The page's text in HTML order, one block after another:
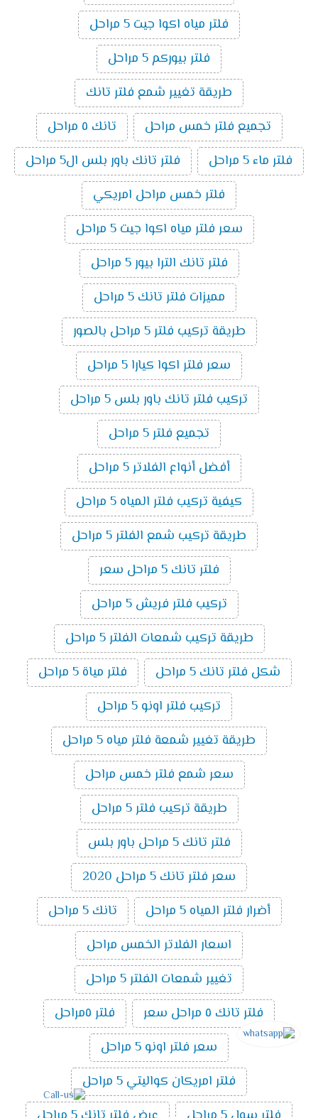
فلتر مياه اكوا جيت 5 مراحل
فلتر بيوركم 5 مراحل
طريقة تغيير شمع فلتر تانك
تجميع فلتر خمس مراحل
تانك ٥ مراحل
فلتر ماء 5 مراحل
فلتر تانك باور بلس ال5 مراحل
فلتر خمس مراحل امريكي
سعر فلتر مياه اكوا جيت 5 مراحل
فلتر تانك الترا بيور 5 مراحل
مميزات فلتر تانك 5 مراحل
طريقة تركيب فلتر 5 مراحل بالصور
سعر فلتر اكوا كيارا 5 مراحل
تركيب فلتر تانك باور بلس 5 مراحل
تجميع فلتر 5 مراحل
أفضل أنواع الفلاتر 5 مراحل
كيفية تركيب فلتر المياه 5 مراحل
طريقة تركيب شمع الفلتر 5 مراحل
فلتر تانك 5 مراحل سعر
تركيب فلتر فريش 5 مراحل
طريقة تركيب شمعات الفلتر 5 مراحل
شكل فلتر تانك 5 مراحل
فلتر مياة 5 مراحل
تركيب فلتر اونو 5 مراحل
طريقة تغيير شمعة فلتر مياه 5 مراحل
سعر شمع فلتر خمس مراحل
طريقة تركيب فلتر 5 مراحل
فلتر تانك 5 مراحل باور بلس
سعر فلتر تانك 5 مراحل 2020
أضرار فلتر المياه 5 مراحل
تانك 5 مراحل
اسعار الفلاتر الخمس مراحل
تغيير شمعات الفلتر 5 مراحل
فلتر تانك ٥ مراحل سعر
فلتر ٥مراحل
سعر فلتر اونو 5 مراحل
فلتر امريكان كواليتي 5 مراحل